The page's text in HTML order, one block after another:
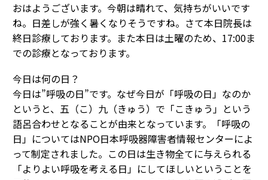
おはようございます。今朝は晴れて、気持ちがいいです
ね。日差しが強く暑くなりそうですね。さて本日院長は
終日診療しております。また本日は土曜のため、17:00ま
での診療となっております。
今日は何の日？
今日は”呼吸の日”です。なぜ今日が「呼吸の日」なのか
というと、五（こ）九（きゅう）で「こきゅう」という
語呂合わせとなることが由来となっています。「呼吸の
日」についてはNPO日本呼吸器障害者情報センターによ
って制定されました。この日は生き物全てに与えられる
「よりよい呼吸を考える日」にしてほしいということを